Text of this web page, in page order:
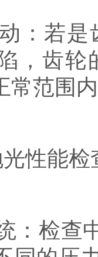
若是齿
，齿轮
常范围
性能检
检查中